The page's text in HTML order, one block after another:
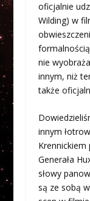
oficjalnie
Wilding) w
nie
innym, niż
także
innym
Krennickiem
Generała
słowy
są ze sobą